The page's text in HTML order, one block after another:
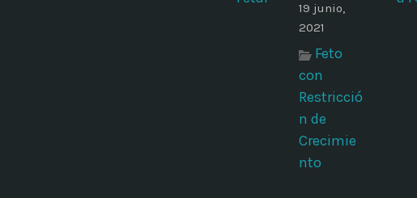
19 junio,
2021
Feto
con
Restricció
n de
Crecimie
nto